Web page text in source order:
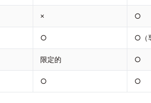
× ○
○ ○（
限定的 ○
○ ○